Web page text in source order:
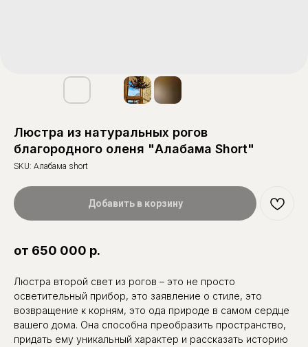
Люстра из натуральных рогов
благородного оленя "Алабама Short"
SKU: Алабама short
Добавить в корзину
от 650 000 р.
Люстра второй свет из рогов – это не просто
осветительный прибор, это заявление о стиле, это
возвращение к корням, это ода природе в самом сердце
вашего дома. Она способна преобразить пространство,
придать ему уникальный характер и рассказать историю